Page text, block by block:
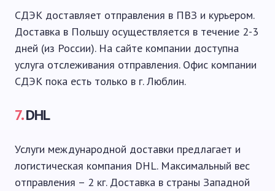
СДЭК доставляет отправления в ПВЗ и курьером.
Доставка в Польшу осуществляется в течение 2-3
дней (из России). На сайте компании доступна
услуга отслеживания отправления. Офис компании
СДЭК пока есть только в г. Люблин.
7.DHL
Услуги международной доставки предлагает и
логистическая компания DHL. Максимальный вес
отправления – 2 кг. Доставка в страны Западной